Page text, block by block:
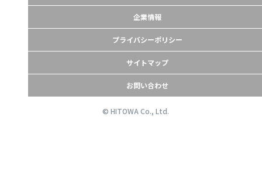
企業情報
プライバシーポリシー
サイトマップ
お問い合わせ
© HITOWA Co., Ltd.